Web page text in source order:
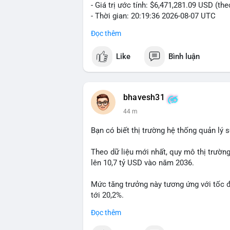
- Giá trị ước tính: $6,471,281.09 USD
- Thời gian: 20:19:36 2026-08-07 UTC
Nhận định phân tích: Khối lượng 99.6
thường gặp ở hai kịch bản: cá voi nạp
hoặc chuyển sang ví lạnh nhằm tích
BTC vào ví nóng sàn, khả năng cao là
hoạt động, đó là tín hiệu gom hàng chiến
tránh hành động theo cảm xúc. Xác
#99dot6btc #capvoichuyentien
Đọc thêm
Like Bình luận
bhavesh31
44 m
Bạn có biết thị trường hệ thống quản lý
Theo dữ liệu mới nhất, quy mô thị
lên 10,7 tỷ USD vào năm 2036.
Mức tăng trưởng này tương ứng với tốc
tới 20,2%.
Điều gì đang thúc đẩy sự tăng trưởng
Đọc thêm